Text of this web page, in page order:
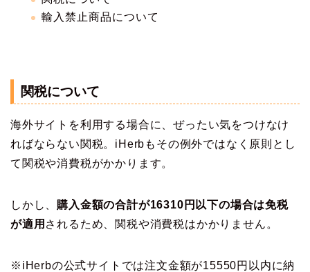
輸入禁止商品について
関税について
海外サイトを利用する場合に、ぜったい気をつけなけ
ればならない関税。iHerbもその例外ではなく原則とし
て関税や消費税がかかります。
しかし、 購入金額の合計が16310円以下の場合は免税
が適用 されるため、関税や消費税はかかりません。
※iHerbの公式サイトでは注文金額が15550円以内に納